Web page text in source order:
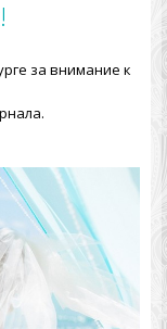
за внимание к